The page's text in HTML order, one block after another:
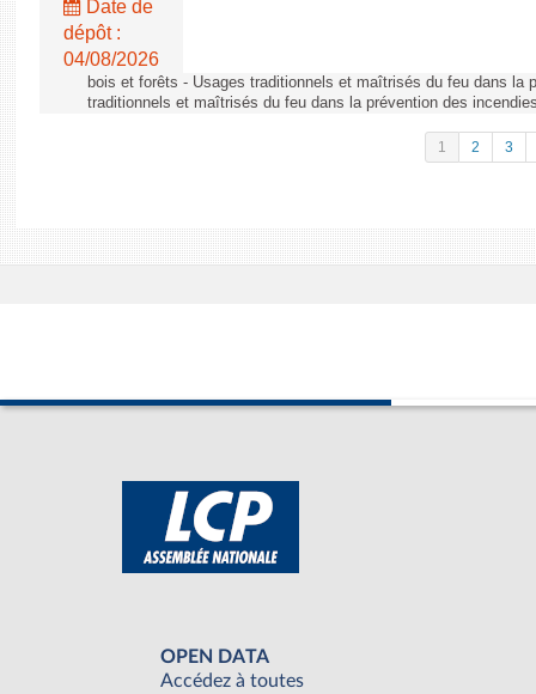
Date de
dépôt :
04/08/2026
bois et forêts - Usages traditionnels et maîtrisés du feu dans la
traditionnels et maîtrisés du feu dans la prévention des
1 2 3
OPEN DATA
Accédez à toutes